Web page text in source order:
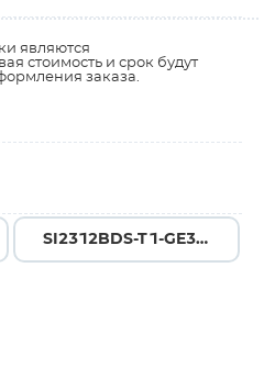
являются
стоимость и срок будут
заказа.
SI2312BDS-T1-GE3 →